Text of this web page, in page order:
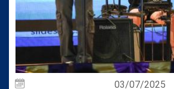
03/07/2025